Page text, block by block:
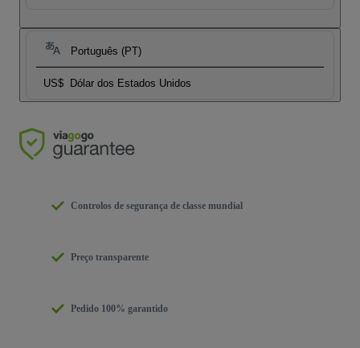
Português (PT)
US$ Dólar dos Estados Unidos
Controlos de segurança de classe mundial
Preço transparente
Pedido 100% garantido